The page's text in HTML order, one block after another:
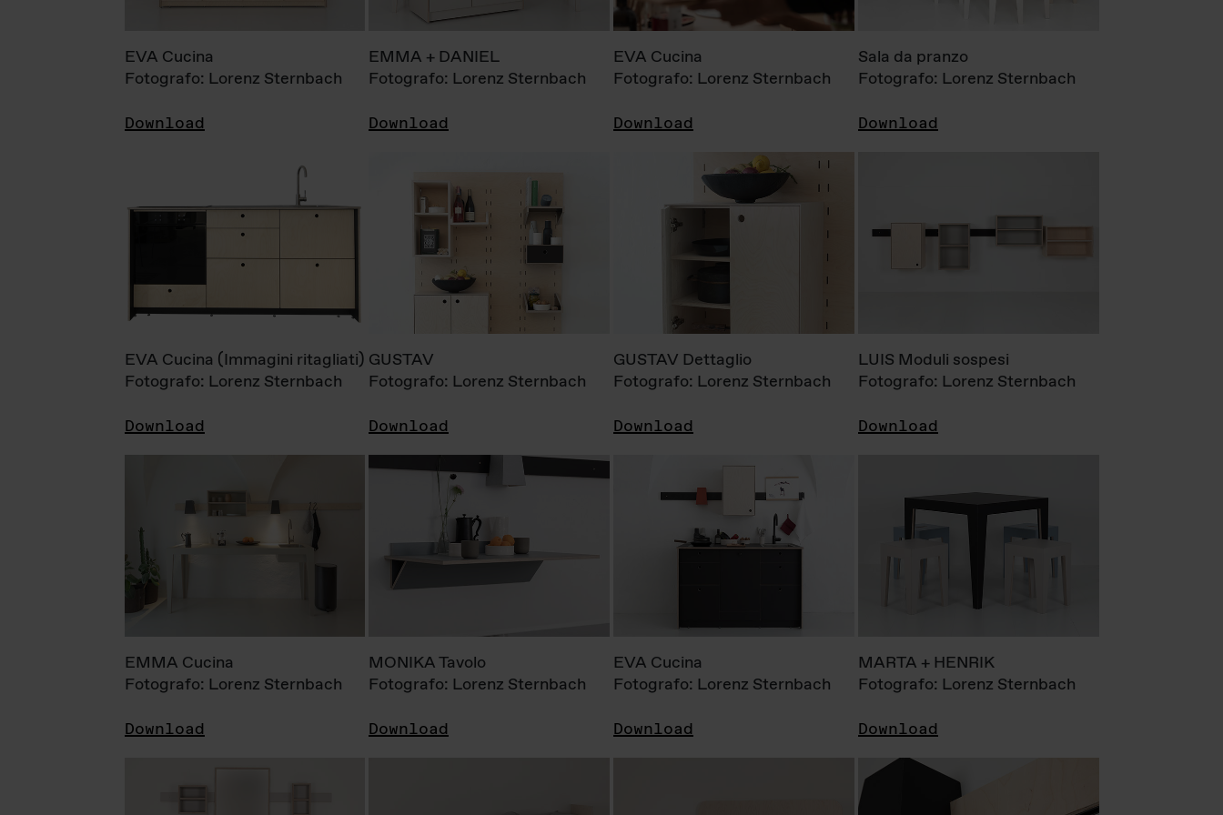
EVA Cucina
Fotografo: Lorenz Sternbach
Download
EMMA + DANIEL
Fotografo: Lorenz Sternbach
Download
EVA Cucina
Fotografo: Lorenz Sternbach
Download
Sala da pranzo
Fotografo: Lorenz Sternbach
Download
EVA Cucina (Immagini ritagliati)
Fotografo: Lorenz Sternbach
Download
GUSTAV
Fotografo: Lorenz Sternbach
Download
GUSTAV Dettaglio
Fotografo: Lorenz Sternbach
Download
LUIS Moduli sospesi
Fotografo: Lorenz Sternbach
Download
EMMA Cucina
Fotografo: Lorenz Sternbach
Download
MONIKA Tavolo
Fotografo: Lorenz Sternbach
Download
EVA Cucina
Fotografo: Lorenz Sternbach
Download
MARTA + HENRIK
Fotografo: Lorenz Sternbach
Download